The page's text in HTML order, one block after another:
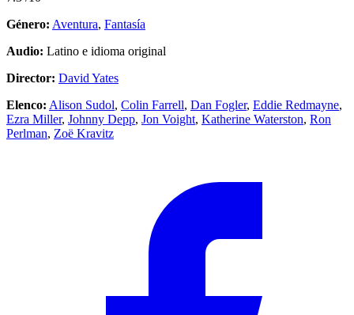
Género: Aventura, Fantasía
Audio: Latino e idioma original
Director: David Yates
Elenco: Alison Sudol, Colin Farrell, Dan Fogler, Eddie Redmayne,
Ezra Miller, Johnny Depp, Jon Voight, Katherine Waterston, Ron
Perlman, Zoë Kravitz